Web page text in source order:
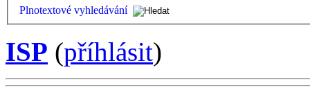
Plnotextové vyhledávání
ISP (příhlásit)